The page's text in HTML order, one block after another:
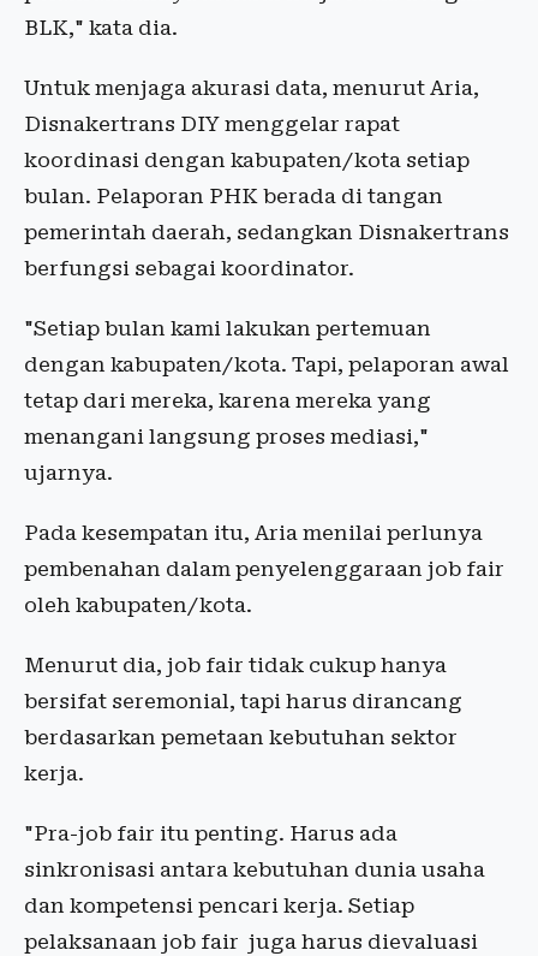
BLK," kata dia.
Untuk menjaga akurasi data, menurut Aria,
Disnakertrans DIY menggelar rapat
koordinasi dengan kabupaten/kota setiap
bulan. Pelaporan PHK berada di tangan
pemerintah daerah, sedangkan Disnakertrans
berfungsi sebagai koordinator.
"Setiap bulan kami lakukan pertemuan
dengan kabupaten/kota. Tapi, pelaporan awal
tetap dari mereka, karena mereka yang
menangani langsung proses mediasi,"
ujarnya.
Pada kesempatan itu, Aria menilai perlunya
pembenahan dalam penyelenggaraan job fair
oleh kabupaten/kota.
Menurut dia, job fair tidak cukup hanya
bersifat seremonial, tapi harus dirancang
berdasarkan pemetaan kebutuhan sektor
kerja.
"Pra-job fair itu penting. Harus ada
sinkronisasi antara kebutuhan dunia usaha
dan kompetensi pencari kerja. Setiap
pelaksanaan job fair juga harus dievaluasi